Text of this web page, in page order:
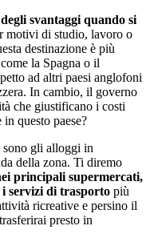
svantaggi quando si
motivi di studio, lavoro o
destinazione è più
la Spagna o il
ad altri paesi anglofoni
In cambio, il governo
che giustificano i costi
questo paese?
sono gli alloggi in
della zona. Ti diremo
principali supermercati,
i servizi di trasporto più
ricreative e persino il
presto in